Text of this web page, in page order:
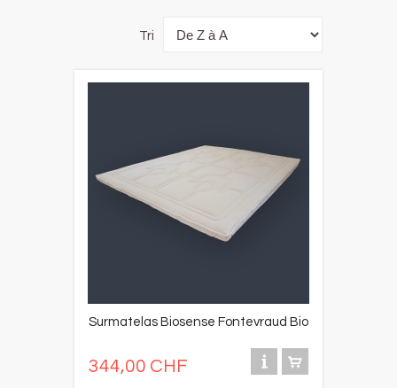
Tri
Surmatelas Biosense Fontevraud Bio
344,00 CHF